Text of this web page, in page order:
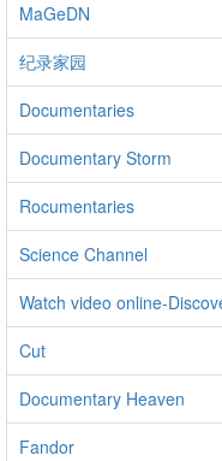
MaGeDN
纪录家园
Documentaries
Documentary Storm
Rocumentaries
Science Channel
Watch video online-
Cut
Documentary Heaven
Fandor